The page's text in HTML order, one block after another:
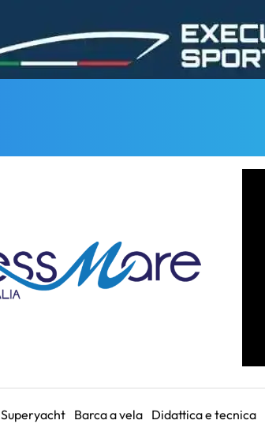
Superyacht Barca a vela Didattica e tecnica